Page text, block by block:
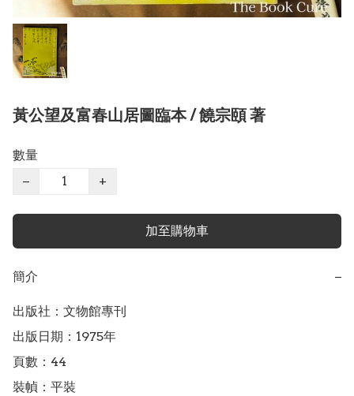
黃公望及富春山居圖臨本 / 饒宗頤 著
數量
−
+
加至購物車
簡介 −
出版社：文物館專刊
出版日期：1975年
頁數：44
裝幀：平裝